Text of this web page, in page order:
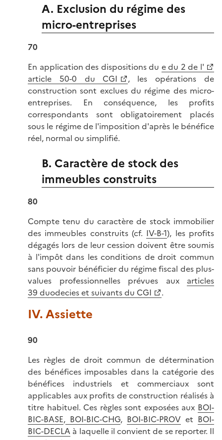
A. Exclusion du régime des
micro-entreprises
70
En application des dispositions du e du 2 de l'
article 50-0 du CGI
, les opérations de
construction sont exclues du régime des micro-
entreprises. En conséquence, les profits
correspondants sont obligatoirement placés
sous le régime de l'imposition d'après le bénéfice
réel, normal ou simplifié.
B. Caractère de stock des
immeubles construits
80
Compte tenu du caractère de stock immobilier
des immeubles construits (cf. IV-B-1), les profits
dégagés lors de leur cession doivent être soumis
à l'impôt dans les conditions de droit commun
sans pouvoir bénéficier du régime fiscal des plus-
values professionnelles prévues aux articles
39 duodecies et suivants du CGI
.
IV. Assiette
90
Les règles de droit commun de détermination
des bénéfices imposables dans la catégorie des
bénéfices industriels et commerciaux sont
applicables aux profits de construction réalisés à
titre habituel. Ces règles sont exposées aux BOI-
BIC-BASE, BOI-BIC-CHG, BOI-BIC-PROV et BOI-
BIC-DECLA à laquelle il convient de se reporter. Il